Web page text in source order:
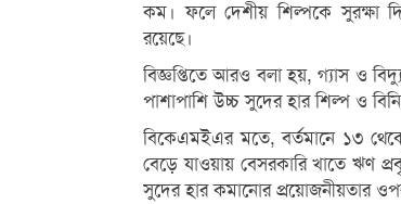
কম। ফলে দেশীয় শিল্পকে সুরক্ষা
রয়েছে।
বিজ্ঞপ্তিতে আরও বলা হয়, গ্যাস ও
পাশাপাশি উচ্চ সুদের হার শিল্প ও
বিকেএমইএর মতে, বর্তমানে ১৩
বেড়ে যাওয়ায় বেসরকারি খাতে ঋণ
সুদের হার কমানোর প্রয়োজনীয়তার